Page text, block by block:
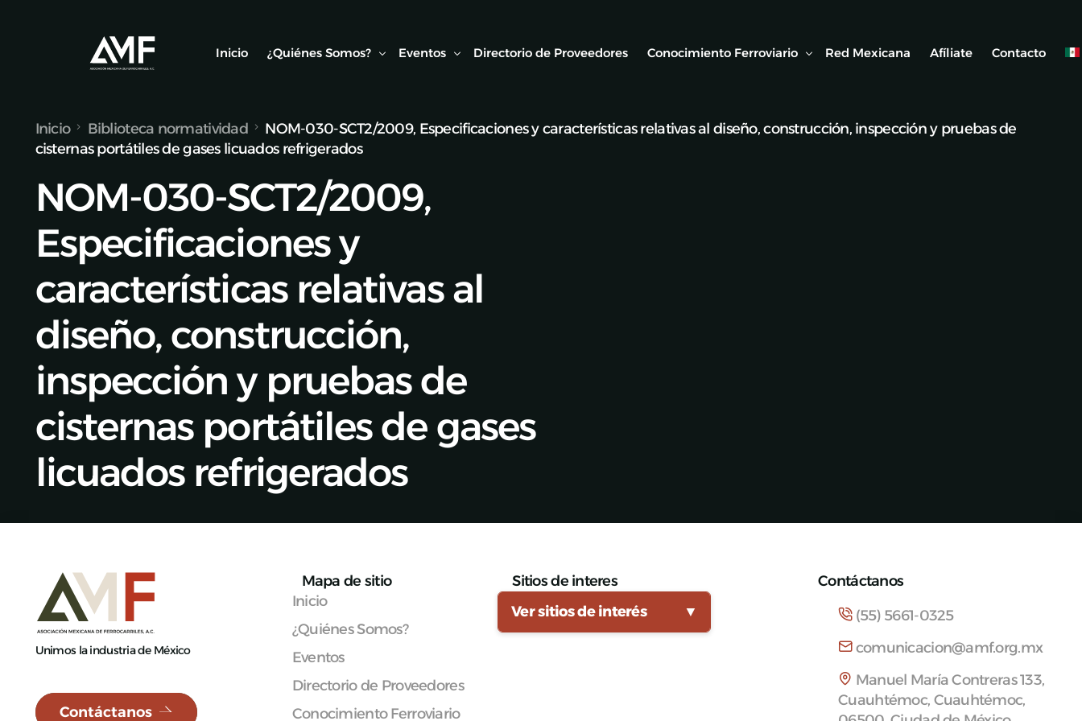
Inicio ¿Quiénes Somos?
Socios
Alianzas y Convenios
Eventos
Conexión AMF
Visitas técnicas
Seminarios Web
Directorio de Proveedores Conocimiento Ferroviario
Biblioteca Ferroviaria
Red Mexicana Afíliate Contacto
Inicio Biblioteca normatividad
NOM-030-SCT2/2009, Especificaciones y características relativas al diseño, construcción, inspección y pruebas de
cisternas portátiles de gases licuados refrigerados
NOM-030-SCT2/2009,
Especificaciones y
características relativas al
diseño, construcción,
inspección y pruebas de
cisternas portátiles de gases
licuados refrigerados
Unimos la industria de México
Contáctanos
Mapa de sitio
Inicio
¿Quiénes Somos?
Eventos
Directorio de Proveedores
Conocimiento Ferroviario
Sitios de interes
Ver sitios de interés
▼
Contáctanos
(55) 5661-0325
comunicacion@amf.org.mx
Manuel María Contreras 133,
Cuauhtémoc, Cuauhtémoc,